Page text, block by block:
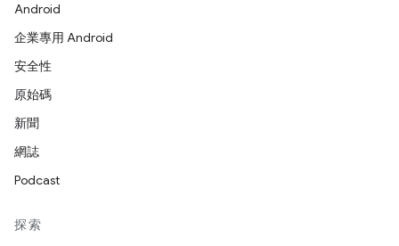
Android
企業專用 Android
安全性
原始碼
新聞
網誌
Podcast
探索